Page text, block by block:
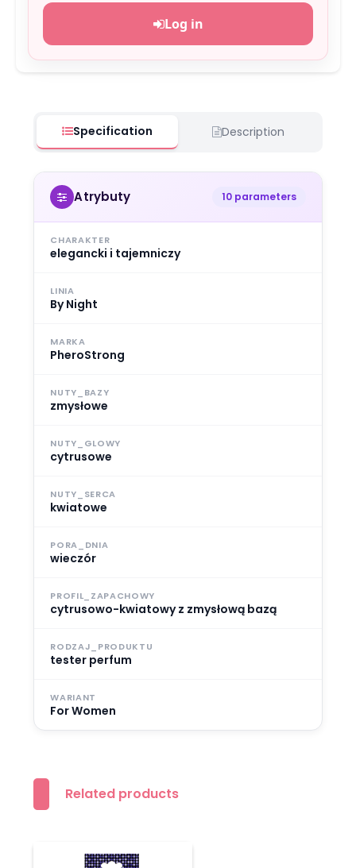
Log in
Specification Description
Atrybuty 10 parameters
CHARAKTER
elegancki i tajemniczy
LINIA
By Night
MARKA
PheroStrong
NUTY_BAZY
zmysłowe
NUTY_GLOWY
cytrusowe
NUTY_SERCA
kwiatowe
PORA_DNIA
wieczór
PROFIL_ZAPACHOWY
cytrusowo-kwiatowy z zmysłową bazą
RODZAJ_PRODUKTU
tester perfum
WARIANT
For Women
Related products